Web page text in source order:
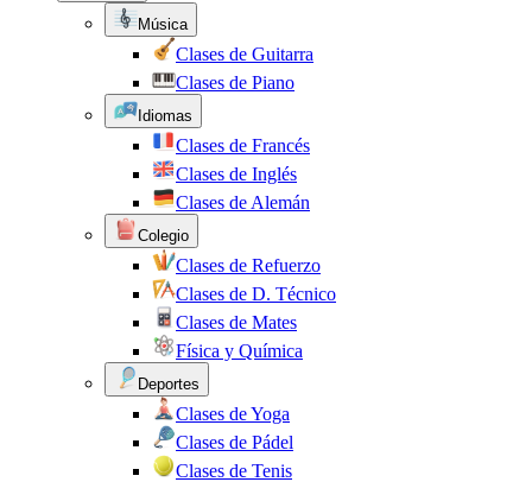
Música
Clases de Guitarra
Clases de Piano
Idiomas
Clases de Francés
Clases de Inglés
Clases de Alemán
Colegio
Clases de Refuerzo
Clases de D. Técnico
Clases de Mates
Física y Química
Deportes
Clases de Yoga
Clases de Pádel
Clases de Tenis